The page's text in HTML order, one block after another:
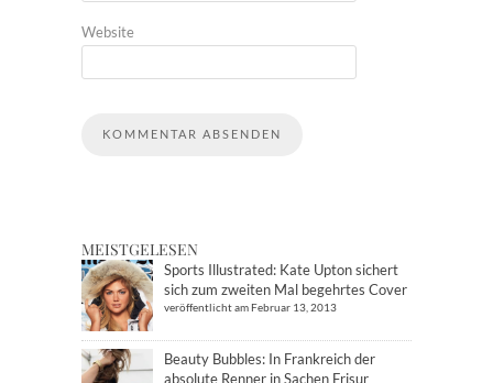
Website
MEISTGELESEN
Sports Illustrated: Kate Upton sichert
sich zum zweiten Mal begehrtes Cover
veröffentlicht am Februar 13, 2013
Beauty Bubbles: In Frankreich der
absolute Renner in Sachen Frisur